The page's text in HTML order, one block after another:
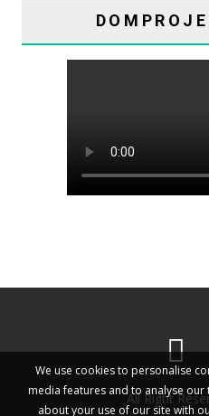
All Right
We use cookies to personalise
media features and to analyse
about your use of our site with